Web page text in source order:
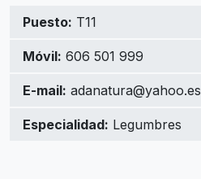
Puesto: T11
Móvil: 606 501 999
E-mail: adanatura@yahoo.es
Especialidad: Legumbres